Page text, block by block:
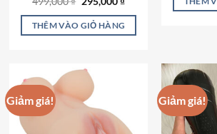
5 sao là:
499,000 ₫.
tại
là:
THÊM VÀO GIỎ HÀNG
Giảm giá! Giảm giá!